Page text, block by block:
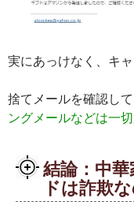
実にあっけなく、キ
捨てメールを確認して
ングメールなどは一
結論：中
ドは詐欺